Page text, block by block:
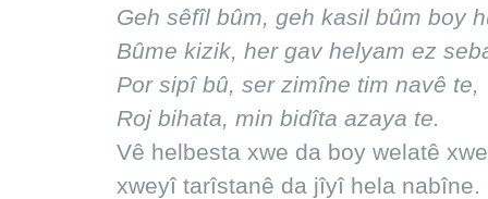
Geh sêfîl bûm, geh kasil bûm boy
Bûme kizik, her gav helyam ez
Por sipî bû, ser zimîne tim navê te,
Roj bihata, min bidîta azaya te.
Vê helbesta xwe da boy welatê
xweyî tarîstanê da jîyî hela nabîne.